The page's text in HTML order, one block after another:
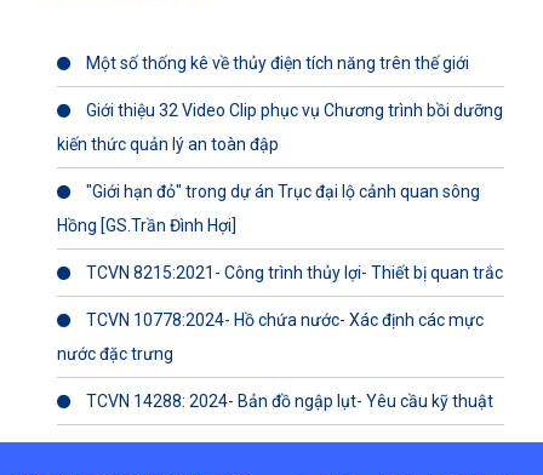
Một số thống kê về thủy điện tích năng trên thế giới
Giới thiệu 32 Video Clip phục vụ Chương trình bồi dưỡng
kiến thức quản lý an toàn đập
"Giới hạn đỏ" trong dự án Trục đại lộ cảnh quan sông
Hồng [GS.Trần Đình Hợi]
TCVN 8215:2021- Công trình thủy lợi- Thiết bị quan trắc
TCVN 10778:2024- Hồ chứa nước- Xác định các mực
nước đặc trưng
TCVN 14288: 2024- Bản đồ ngập lụt- Yêu cầu kỹ thuật